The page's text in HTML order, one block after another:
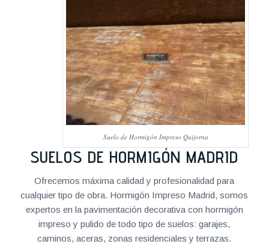
Suelo de Hormigón Impreso Quijorna
SUELOS DE HORMIGÓN MADRID
Ofrecemos máxima calidad y profesionalidad para
cualquier tipo de obra. Hormigón Impreso Madrid, somos
expertos en la pavimentación decorativa con hormigón
impreso y pulido de todo tipo de suelos: garajes,
caminos, aceras, zonas residenciales y terrazas.